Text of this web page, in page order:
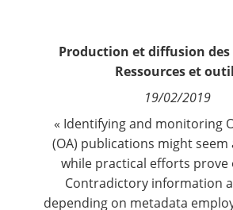
Production et diffusion
Ressources et
19/02/2019
« Identifying and monitoring
(OA) publications might seem
while practical efforts prove
Contradictory information
depending on metadata